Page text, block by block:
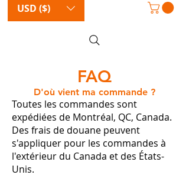
USD ($)
FAQ
D'où vient ma commande ?
Toutes les commandes sont
expédiées de Montréal, QC, Canada.
Des frais de douane peuvent
s'appliquer pour les commandes à
l'extérieur du Canada et des États-
Unis.